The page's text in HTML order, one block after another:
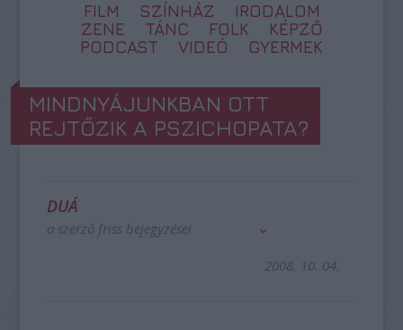
FILM SZÍNHÁZ
IRODALOM
ZENE
TÁNC FOLK
KÉPZŐ
PODCAST
VIDEÓ GYERMEK
MINDNYÁJUNKBAN OTT
REJTŐZIK A PSZICHOPATA?
DUÁ
a szerző friss bejegyzései
2008. 10. 04.